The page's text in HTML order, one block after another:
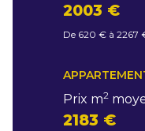
2003 €
De 620 € à 2267
Prix m2
2183 €